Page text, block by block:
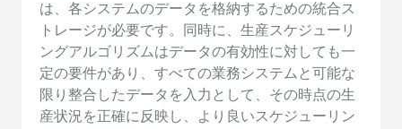
は、各システムのデータを格納するための統合ス
トレージが必要です。同時に、生産スケジューリ
ングアルゴリズムはデータの有効性に対しても一
定の要件があり、すべての業務システムと可能な
限り整合したデータを入力として、その時点の生
産状況を正確に反映し、より良いスケジューリン